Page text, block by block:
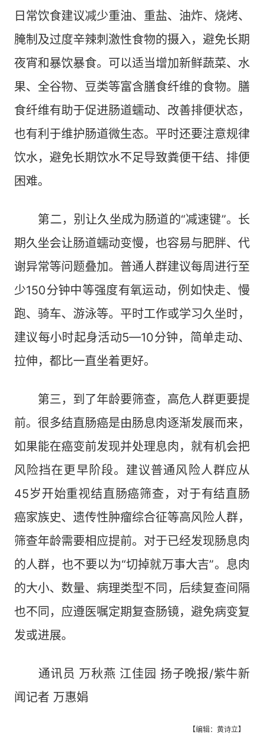
日常饮食建议减少重油、重盐、油炸、烧烤、
腌制及过度辛辣刺激性食物的摄入，避免长期
夜宵和暴饮暴食。可以适当增加新鲜蔬菜、水
果、全谷物、豆类等富含膳食纤维的食物。膳
食纤维有助于促进肠道蠕动、改善排便状态，
也有利于维护肠道微生态。平时还要注意规律
饮水，避免长期饮水不足导致粪便干结、排便
困难。
第二，别让久坐成为肠道的“减速键”。长
期久坐会让肠道蠕动变慢，也容易与肥胖、代
谢异常等问题叠加。普通人群建议每周进行至
少150分钟中等强度有氧运动，例如快走、慢
跑、骑车、游泳等。平时工作或学习久坐时，
建议每小时起身活动5—10分钟，简单走动、
拉伸，都比一直坐着更好。
第三，到了年龄要筛查，高危人群更要提
前。很多结直肠癌是由肠息肉逐渐发展而来，
如果能在癌变前发现并处理息肉，就有机会把
风险挡在更早阶段。建议普通风险人群应从
45岁开始重视结直肠癌筛查，对于有结直肠
癌家族史、遗传性肿瘤综合征等高风险人群，
筛查年龄需要相应提前。对于已经发现肠息肉
的人群，也不要以为“切掉就万事大吉”。息肉
的大小、数量、病理类型不同，后续复查间隔
也不同，应遵医嘱定期复查肠镜，避免病变复
发或进展。
通讯员 万秋燕 江佳园 扬子晚报/紫牛新
闻记者 万惠娟
【编辑：黄诗立】